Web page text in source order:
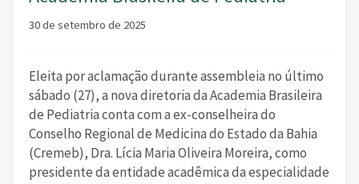
30 de setembro de 2025
Eleita por aclamação durante assembleia no último
sábado (27), a nova diretoria da Academia Brasileira
de Pediatria conta com a ex-conselheira do
Conselho Regional de Medicina do Estado da Bahia
(Cremeb), Dra. Lícia Maria Oliveira Moreira, como
presidente da entidade acadêmica da especialidade